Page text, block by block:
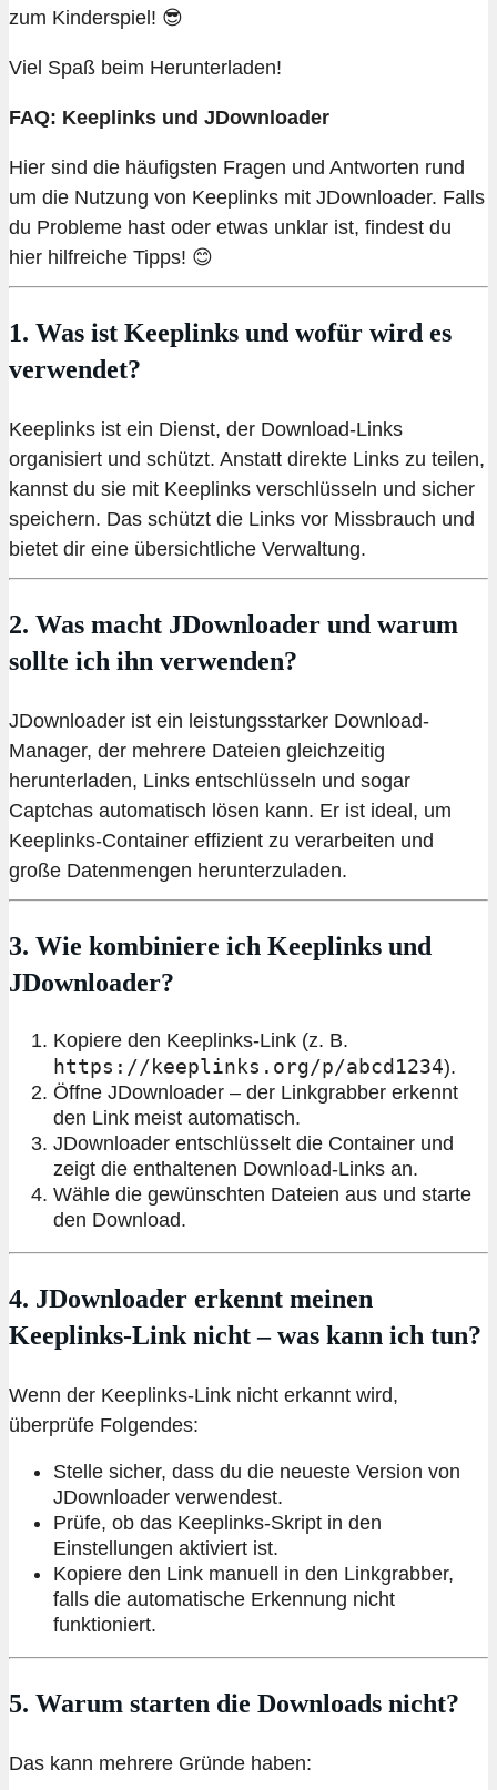
zum Kinderspiel! 😎
Viel Spaß beim Herunterladen!
FAQ: Keeplinks und JDownloader
Hier sind die häufigsten Fragen und Antworten rund
um die Nutzung von Keeplinks mit JDownloader. Falls
du Probleme hast oder etwas unklar ist, findest du
hier hilfreiche Tipps! 😊
1. Was ist Keeplinks und wofür wird es
verwendet?
Keeplinks ist ein Dienst, der Download-Links
organisiert und schützt. Anstatt direkte Links zu teilen,
kannst du sie mit Keeplinks verschlüsseln und sicher
speichern. Das schützt die Links vor Missbrauch und
bietet dir eine übersichtliche Verwaltung.
2. Was macht JDownloader und warum
sollte ich ihn verwenden?
JDownloader ist ein leistungsstarker Download-
Manager, der mehrere Dateien gleichzeitig
herunterladen, Links entschlüsseln und sogar
Captchas automatisch lösen kann. Er ist ideal, um
Keeplinks-Container effizient zu verarbeiten und
große Datenmengen herunterzuladen.
3. Wie kombiniere ich Keeplinks und
JDownloader?
Kopiere den Keeplinks-Link (z. B.
https://keeplinks.org/p/abcd1234).
Öffne JDownloader – der Linkgrabber erkennt
den Link meist automatisch.
JDownloader entschlüsselt die Container und
zeigt die enthaltenen Download-Links an.
Wähle die gewünschten Dateien aus und starte
den Download.
4. JDownloader erkennt meinen
Keeplinks-Link nicht – was kann ich tun?
Wenn der Keeplinks-Link nicht erkannt wird,
überprüfe Folgendes:
Stelle sicher, dass du die neueste Version von
JDownloader verwendest.
Prüfe, ob das Keeplinks-Skript in den
Einstellungen aktiviert ist.
Kopiere den Link manuell in den Linkgrabber,
falls die automatische Erkennung nicht
funktioniert.
5. Warum starten die Downloads nicht?
Das kann mehrere Gründe haben: